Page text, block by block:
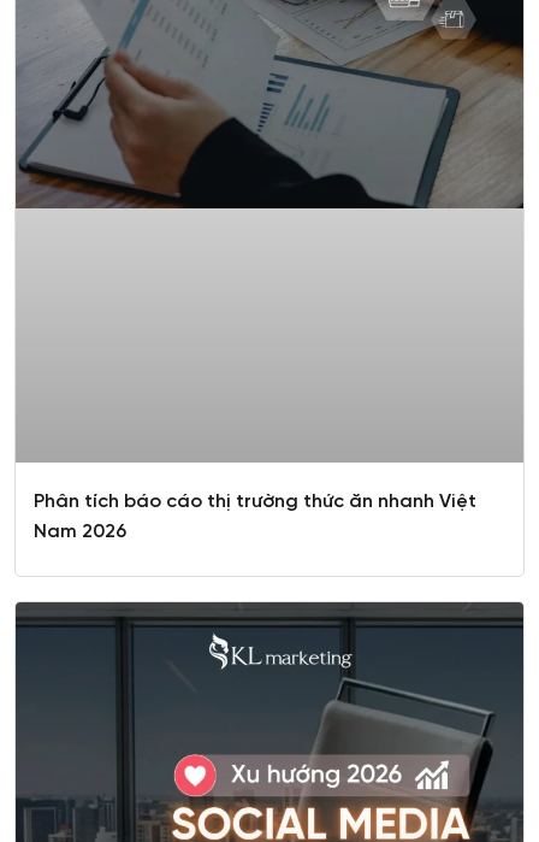
Phân tích báo cáo thị trường thức ăn nhanh Việt
Nam 2026